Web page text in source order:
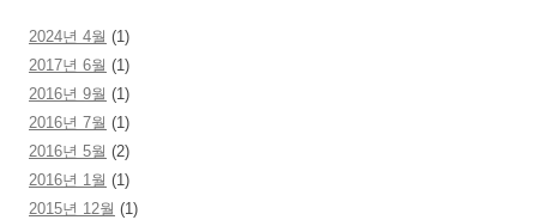
2024년 4월 (1)
2017년 6월 (1)
2016년 9월 (1)
2016년 7월 (1)
2016년 5월 (2)
2016년 1월 (1)
2015년 12월 (1)